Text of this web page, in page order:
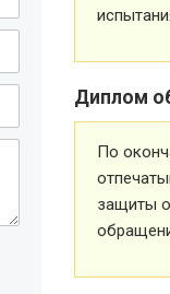
Диплом
По
защиты